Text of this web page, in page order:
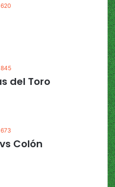
620
845
del Toro
673
Colón